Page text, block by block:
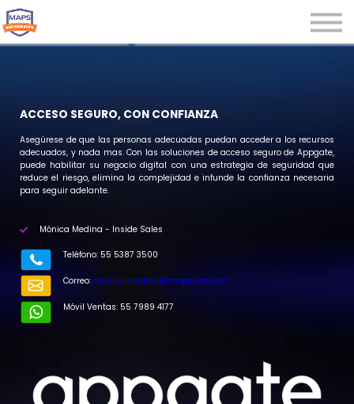
Seminarios
Iniciar sesión
Registrarse
ACCESO SEGURO, CON CONFIANZA
Asegúrese de que las personas adecuadas puedan acceder a los recursos
adecuados, y nada mas. Con las soluciones de acceso seguro de Appgate,
puede habilitar su negocio digital con una estrategia de seguridad que
reduce el riesgo, elimina la complejidad e infunde la confianza necesaria
para seguir adelante.
Mónica Medina - Inside Sales
Teléfono: 55 5387 3500
Correo: monica.medina@maps.com.mx​
Móvil Ventas: 55 7989 4177